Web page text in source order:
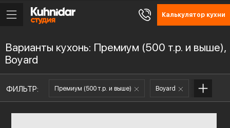
Калькулятор кухни
Варианты кухонь: Премиум (500 т.р. и выше),
Boyard
ФИЛЬТР: Премиум (500 т.р. и выше) Boyard